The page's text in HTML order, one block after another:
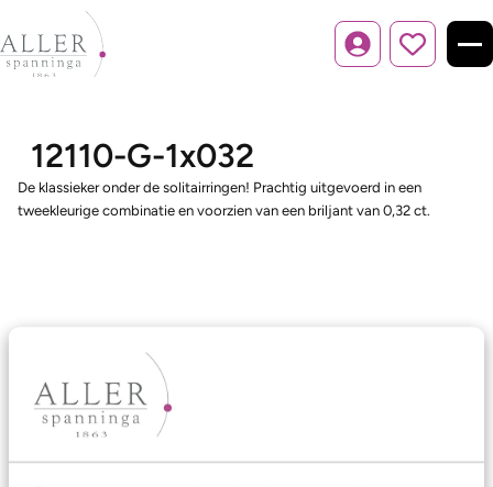
Inloggen
12110-G-1x032
De klassieker onder de solitairringen! Prachtig uitgevoerd in een
tweekleurige combinatie en voorzien van een briljant van 0,32 ct.
Ons aanbod
Trouwringen
Memoireringen